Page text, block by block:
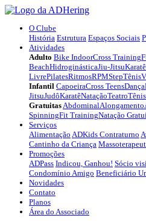
O Clube
História Estrutura Espaços Sociais
Atividades
Adulto Bike IndoorCross Training
BeachHidroginásticaJiu-JitsuKaratê
LivrePilatesRitmosRPMStepTênis
Infantil CapoeiraCross TeensDança
JitsuJudôKaratêNataçãoTeatroTênis
GratuitasAbdominalAlongamento
SpinningFit TrainingNatação
Serviços
Alimentação ADKids Contraturno
Cantinho da Criança
Promoções
ADPass Indicou, Ganhou! Sócio
Condomínio Amigo Beneficiário
Novidades
Contato
Planos
Área do Associado